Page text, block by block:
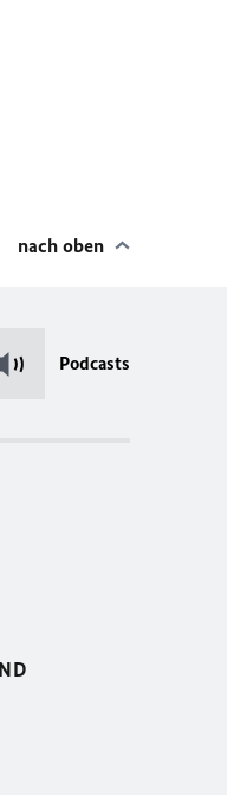
nach oben
Podcasts